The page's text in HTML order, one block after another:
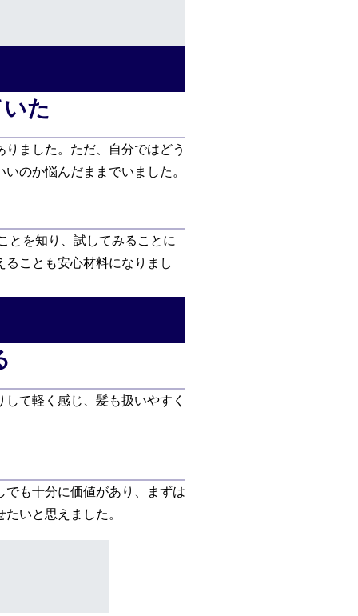
た
ました。ただ、自分ではどう
のか悩んだままでいました。
とを知り、試してみることに
ことも安心材料になりまし
て軽く感じ、髪も扱いやすく
も十分に価値があり、まずは
いと思えました。